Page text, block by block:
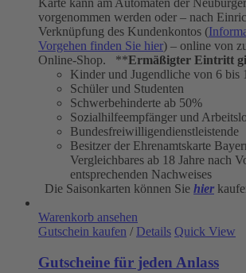
Karte kann am Automaten der
vorgenommen werden oder – nach
Verknüpfung des Kundenkontos (
Vorgehen finden Sie hier) – online von
Online-Shop. **Ermäßigter Eintritt
Kinder und Jugendliche von 6 bis
Schüler und Studenten
Schwerbehinderte ab 50%
Sozialhilfeempfänger und
Bundesfreiwilligendienstleistende
Besitzer der Ehrenamtskarte
Vergleichbares ab 18 Jahre nach
entsprechenden Nachweises
Die Saisonkarten können Sie hier
Warenkorb ansehen
Gutschein kaufen / Details Quick View
Gutscheine für jeden Anlass